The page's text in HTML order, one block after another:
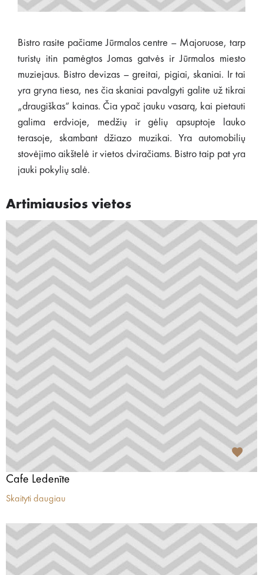
Bistro rasite pačiame Jūrmalos centre – Majoruose, tarp
turistų itin pamėgtos Jomas gatvės ir Jūrmalos miesto
muziejaus. Bistro devizas – greitai, pigiai, skaniai. Ir tai
yra gryna tiesa, nes čia skaniai pavalgyti galite už tikrai
„draugiškas“ kainas. Čia ypač jauku vasarą, kai pietauti
galima erdvioje, medžių ir gėlių apsuptoje lauko
terasoje, skambant džiazo muzikai. Yra automobilių
stovėjimo aikštelė ir vietos dviračiams. Bistro taip pat yra
jauki pokylių salė.
Artimiausios vietos
Cafe Ledenīte
Skaityti daugiau